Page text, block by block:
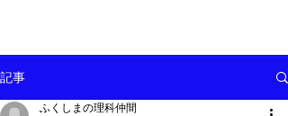
記事
ふくしまの理科仲間